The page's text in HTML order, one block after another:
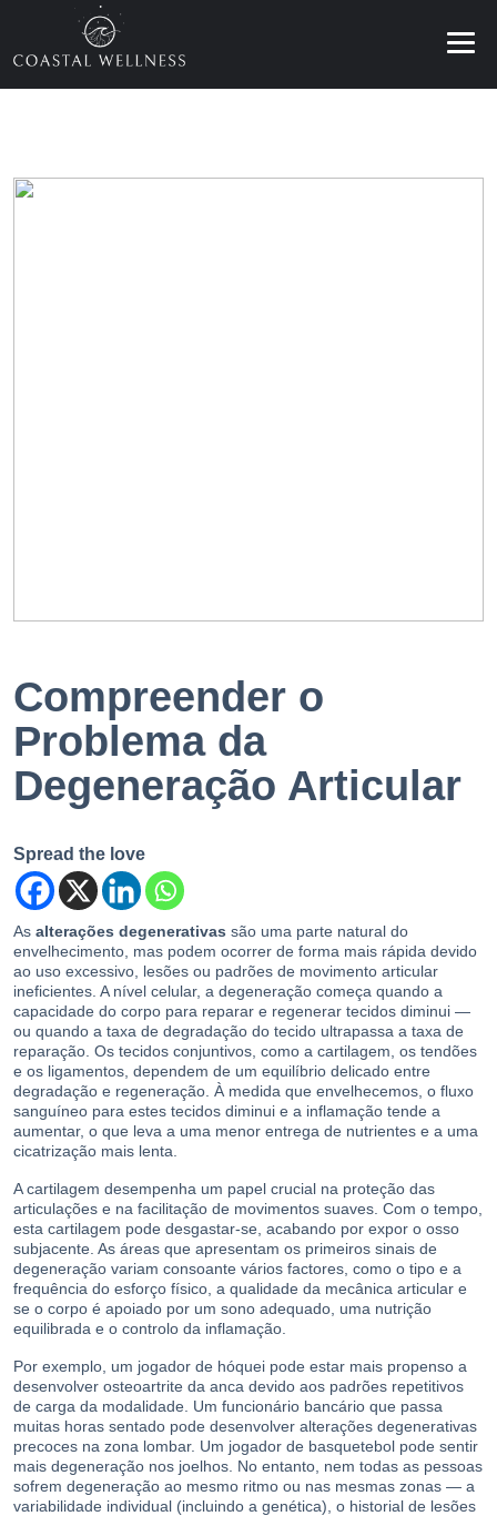
Compreender o
Problema da
Degeneração Articular
Spread the love
As alterações degenerativas são uma parte natural do
envelhecimento, mas podem ocorrer de forma mais rápida devido
ao uso excessivo, lesões ou padrões de movimento articular
ineficientes. A nível celular, a degeneração começa quando a
capacidade do corpo para reparar e regenerar tecidos diminui —
ou quando a taxa de degradação do tecido ultrapassa a taxa de
reparação. Os tecidos conjuntivos, como a cartilagem, os tendões
e os ligamentos, dependem de um equilíbrio delicado entre
degradação e regeneração. À medida que envelhecemos, o fluxo
sanguíneo para estes tecidos diminui e a inflamação tende a
aumentar, o que leva a uma menor entrega de nutrientes e a uma
cicatrização mais lenta.
A cartilagem desempenha um papel crucial na proteção das
articulações e na facilitação de movimentos suaves. Com o tempo,
esta cartilagem pode desgastar-se, acabando por expor o osso
subjacente. As áreas que apresentam os primeiros sinais de
degeneração variam consoante vários factores, como o tipo e a
frequência do esforço físico, a qualidade da mecânica articular e
se o corpo é apoiado por um sono adequado, uma nutrição
equilibrada e o controlo da inflamação.
Por exemplo, um jogador de hóquei pode estar mais propenso a
desenvolver osteoartrite da anca devido aos padrões repetitivos
de carga da modalidade. Um funcionário bancário que passa
muitas horas sentado pode desenvolver alterações degenerativas
precoces na zona lombar. Um jogador de basquetebol pode sentir
mais degeneração nos joelhos. No entanto, nem todas as pessoas
sofrem degeneração ao mesmo ritmo ou nas mesmas zonas — a
variabilidade individual (incluindo a genética), o historial de lesões